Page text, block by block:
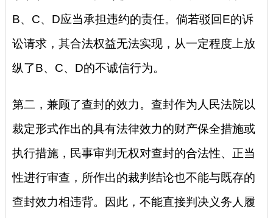
B、C、D应当承担违约的责任。倘若驳回E的诉
讼请求，其合法权益无法实现，从一定程度上放
纵了B、C、D的不诚信行为。
第二，兼顾了查封的效力。查封作为人民法院以
裁定形式作出的具有法律效力的财产保全措施或
执行措施，民事审判无权对查封的合法性、正当
性进行审查，所作出的裁判结论也不能与既存的
查封效力相违背。因此，不能直接判决义务人履